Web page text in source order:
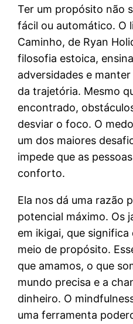
Ter um propósito não
fácil ou automático. O
Caminho, de Ryan
filosofia estoica,
adversidades e
da trajetória. Mesmo
encontrado,
desviar o foco. O
um dos maiores
impede que as
conforto.
Ela nos dá uma razão
potencial máximo. Os
em ikigai, que
meio de propósito.
que amamos, o que
mundo precisa e a
dinheiro. O
uma ferramenta